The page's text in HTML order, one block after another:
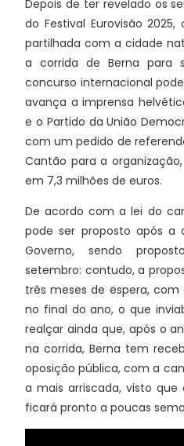
Depois de ter revelado os
do Festival Eurovisão
partilhada com a cidade
a corrida de Berna para
concurso internacional
avança a imprensa
e o Partido da União
com um pedido de
Cantão para a
em 7,3 milhões de euros.
De acordo com a lei do
pode ser proposto após a
Governo, sendo
setembro: contudo, a
três meses de espera,
no final do ano, o que
realçar ainda que, após o
na corrida, Berna tem
oposição pública, com a
a mais arriscada, visto
ficará pronto a poucas